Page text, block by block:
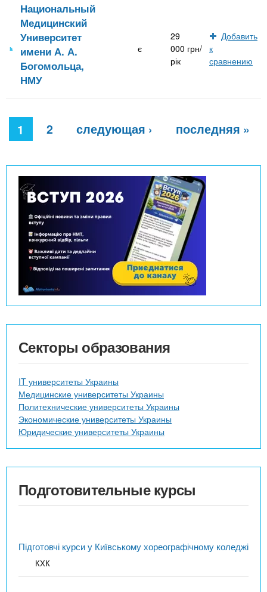
Национальный
Медицинский
Университет
имени А. А.
Богомольца,
НМУ
є
29
000 грн/
рік
Добавить
к
сравнению
С
р
1 2 следующая › последняя »
Секторы образования
IT университеты Украины
Медицинские университеты Украины
Политехнические университеты Украины
Экономические университеты Украины
Юридические университеты Украины
Подготовительные курсы
Підготовчі курси у Київському хореографічному коледжі
КХК